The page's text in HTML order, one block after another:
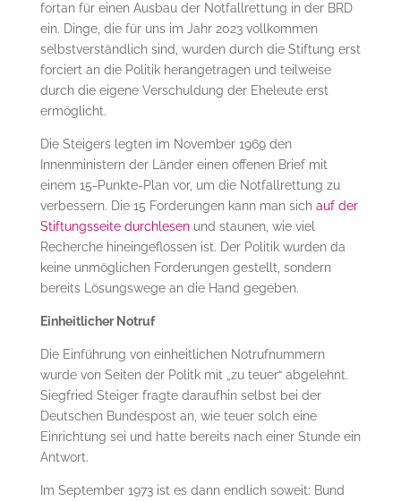
fortan für einen Ausbau der Notfallrettung in der BRD
ein. Dinge, die für uns im Jahr 2023 vollkommen
selbstverständlich sind, wurden durch die Stiftung erst
forciert an die Politik herangetragen und teilweise
durch die eigene Verschuldung der Eheleute erst
ermöglicht.
Die Steigers legten im November 1969 den
Innenministern der Länder einen offenen Brief mit
einem 15-Punkte-Plan vor, um die Notfallrettung zu
verbessern. Die 15 Forderungen kann man sich auf der
Stiftungsseite durchlesenund staunen, wie viel
Recherche hineingeflossen ist. Der Politik wurden da
keine unmöglichen Forderungen gestellt, sondern
bereits Lösungswege an die Hand gegeben.
Einheitlicher Notruf
Die Einführung von einheitlichen Notrufnummern
wurde von Seiten der Politk mit „zu teuer“ abgelehnt.
Siegfried Steiger fragte daraufhin selbst bei der
Deutschen Bundespost an, wie teuer solch eine
Einrichtung sei und hatte bereits nach einer Stunde ein
Antwort.
Im September 1973 ist es dann endlich soweit: Bund